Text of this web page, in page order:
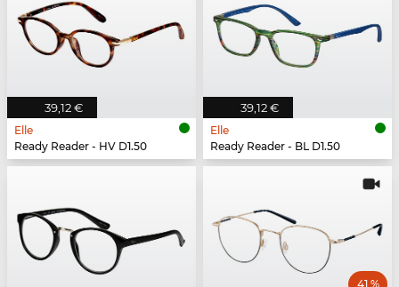
39,12 €
Elle
Ready Reader - HV D1.50
39,12 €
Elle
Ready Reader - BL D1.50
41 %